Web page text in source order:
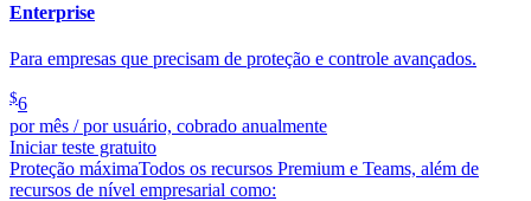
Enterprise
Para empresas que precisam de proteção e controle avançados.
$6
por mês / por usuário, cobrado anualmente
Iniciar teste gratuito
Proteção máximaTodos os recursos Premium e Teams, além de
recursos de nível empresarial como: